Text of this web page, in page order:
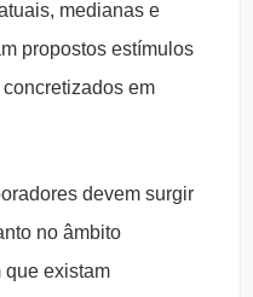
medianas e
propostos estímulos
em
devem surgir
no âmbito
que existam